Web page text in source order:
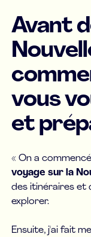
Avant
vous
et
« On a
voyage sur la
des itinéraires et
explorer.
Ensuite, j'ai fait